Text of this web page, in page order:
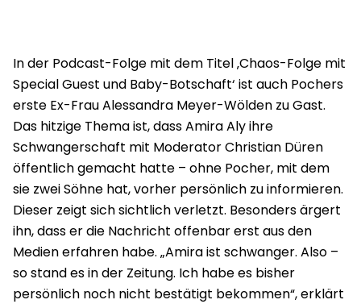
In der Podcast-Folge mit dem Titel ‚Chaos-Folge mit
Special Guest und Baby-Botschaft‘ ist auch Pochers
erste Ex-Frau Alessandra Meyer-Wölden zu Gast.
Das hitzige Thema ist, dass Amira Aly ihre
Schwangerschaft mit Moderator Christian Düren
öffentlich gemacht hatte – ohne Pocher, mit dem
sie zwei Söhne hat, vorher persönlich zu informieren.
Dieser zeigt sich sichtlich verletzt. Besonders ärgert
ihn, dass er die Nachricht offenbar erst aus den
Medien erfahren habe. „Amira ist schwanger. Also –
so stand es in der Zeitung. Ich habe es bisher
persönlich noch nicht bestätigt bekommen“, erklärt